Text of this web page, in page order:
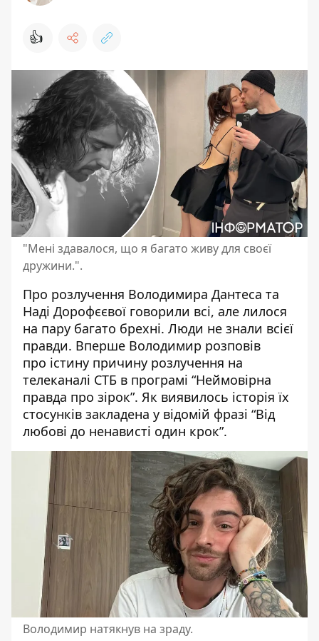
👍
"Мені здавалося, що я багато живу для своєї
дружини.".
Про розлучення Володимира Дантеса та
Наді Дорофєєвої говорили всі, але лилося
на пару багато брехні. Люди не знали всієї
правди. Вперше Володимир розповів
про істину причину розлучення на
телеканалі СТБ в програмі “Неймовірна
правда про зірок”. Як виявилось історія їх
стосунків закладена у відомій фразі “Від
любові до ненависті один крок”.
Володимир натякнув на зраду.